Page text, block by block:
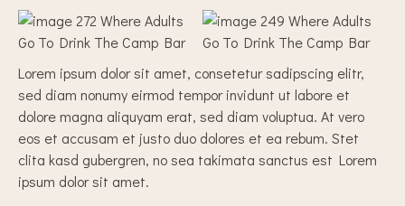
Lorem ipsum dolor sit amet, consetetur sadipscing elitr,
sed diam nonumy eirmod tempor invidunt ut labore et
dolore magna aliquyam erat, sed diam voluptua. At vero
eos et accusam et justo duo dolores et ea rebum. Stet
clita kasd gubergren, no sea takimata sanctus est Lorem
ipsum dolor sit amet.